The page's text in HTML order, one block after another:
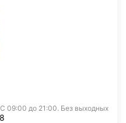
С 09:00 до 21:00. Без выходных